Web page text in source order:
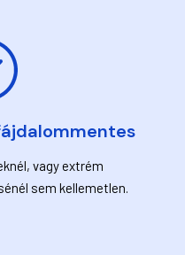
vagy extrém
sem kellemetlen.